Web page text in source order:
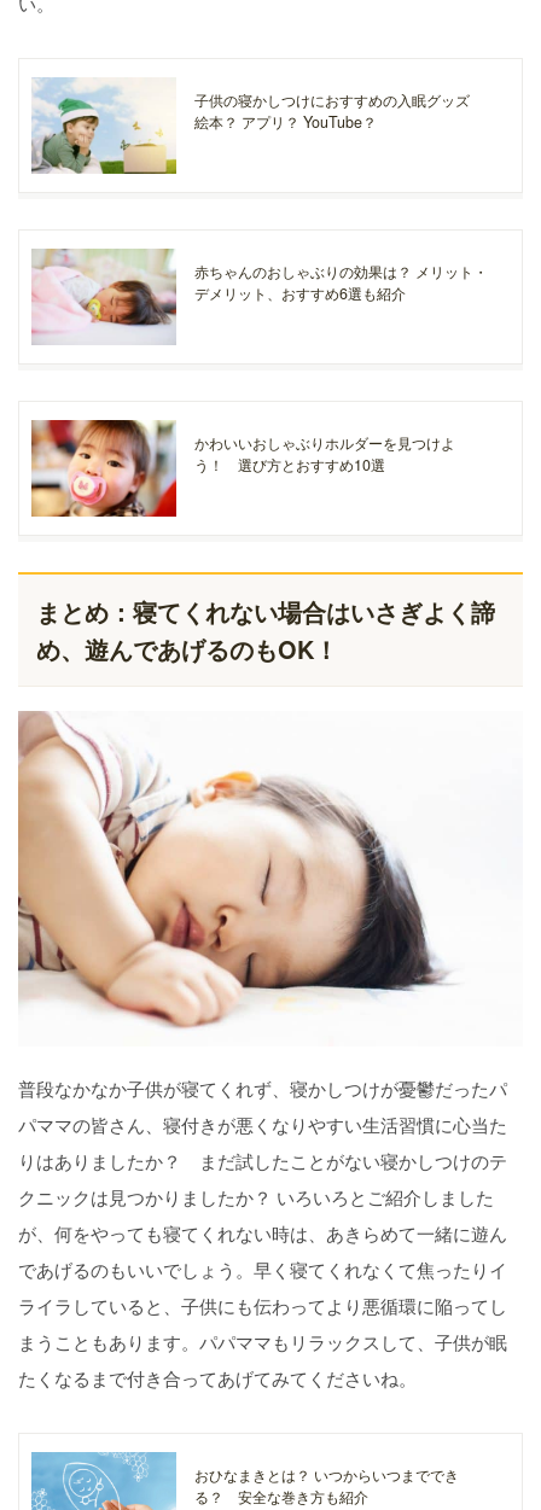
子供の寝かしつけにおすすめの入眠グッズ
絵本？ アプリ？ YouTube？
赤ちゃんのおしゃぶりの効果は？ メリット・
デメリット、おすすめ6選も紹介
かわいいおしゃぶりホルダーを見つけよ
う！ 選び方とおすすめ10選
まとめ：寝てくれない場合はいさぎよく諦
め、遊んであげるのもOK！
普段なかなか子供が寝てくれず、寝かしつけが憂鬱だったパ
パママの皆さん、寝付きが悪くなりやすい生活習慣に心当た
りはありましたか？ まだ試したことがない寝かしつけのテ
クニックは見つかりましたか？ いろいろとご紹介しました
が、何をやっても寝てくれない時は、あきらめて一緒に遊ん
であげるのもいいでしょう。早く寝てくれなくて焦ったりイ
ライラしていると、子供にも伝わってより悪循環に陥ってし
まうこともあります。パパママもリラックスして、子供が眠
たくなるまで付き合ってあげてみてくださいね。
おひなまきとは？ いつからいつまででき
る？ 安全な巻き方も紹介